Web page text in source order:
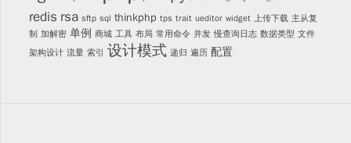
redis rsa sftp sql thinkphp tps trait ueditor widget 上传下载 主从复
制 加解密 单例 商城 工具 布局 常用命令 并发 慢查询日志 数据类型 文件
架构设计 流量 索引 设计模式 递归 遍历 配置